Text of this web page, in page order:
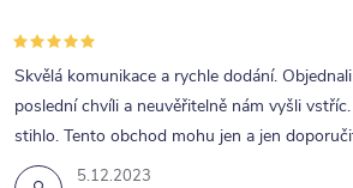
p
i
s
u
5.12.2023
Skvělá komunikace a rychle dodání.
poslední chvíli a neuvěřitelně nám vyšli
stihlo. Tento obchod mohu jen a jen